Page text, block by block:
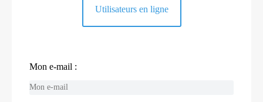
Utilisateurs en ligne
Mon e-mail :